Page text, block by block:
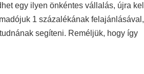
egy ilyen önkéntes vállalás, újra kell
1 százalékának felajánlásával,
segíteni. Reméljük, hogy így